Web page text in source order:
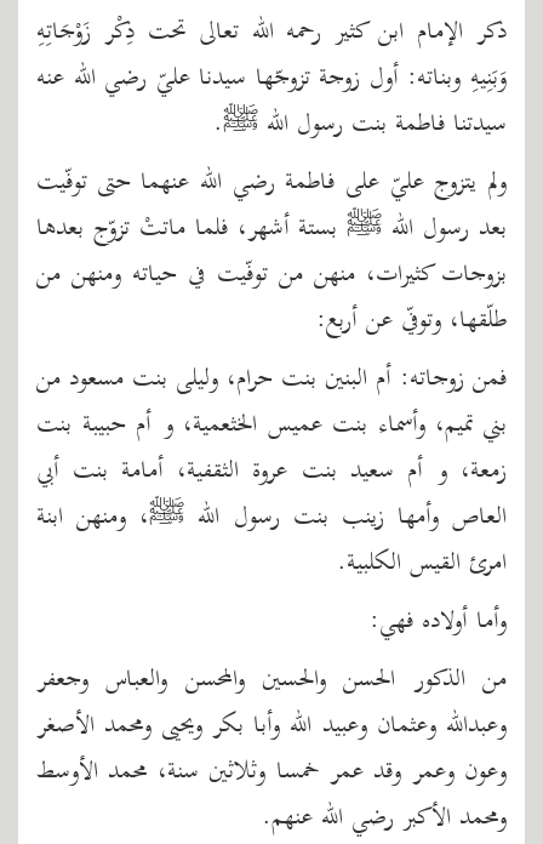
ذكر الإمام ابن كثير رحمه الله تعالى تحت ذِكْر زَوْجَاتِهِ
وَبَنِيهِ وبناته: أول زوجة تزوجّها سيدنا عليّ رضي الله عنه
سيدتنا فاطمة بنت رسول الله ﷺ.
ولم يتزوج عليّ على فاطمة رضي الله عنهما حتى توفّيت
بعد رسول الله ﷺ بستة أشهر، فلما ماتتْ تزوّج بعدها
بزوجات كثيرات، منهن من توفّيت في حياته ومنهن من
طلّقها، وتوفّي عن أربع:
فمن زوجاته: أم البنين بنت حرام، وليلى بنت مسعود من
بني تميم، وأسماء بنت عميس الخثعمية، و أم حبيبة بنت
زمعة، و أم سعيد بنت عروة الثقفية، أمامة بنت أبي
العاص وأمها زينب بنت رسول الله ﷺ، ومنهن ابنة
امرئ القيس الكلبية.
وأما أولاده فهي:
من الذكور الحسن والحسين والمحسن والعباس وجعفر
وعبدالله وعثمان وعبيد الله وأبا بكر ويحيى ومحمد الأصغر
وعون وعمر وقد عمر خمسا وثلاثين سنة، محمد الأوسط
ومحمد الأكبر رضي الله عنهم.